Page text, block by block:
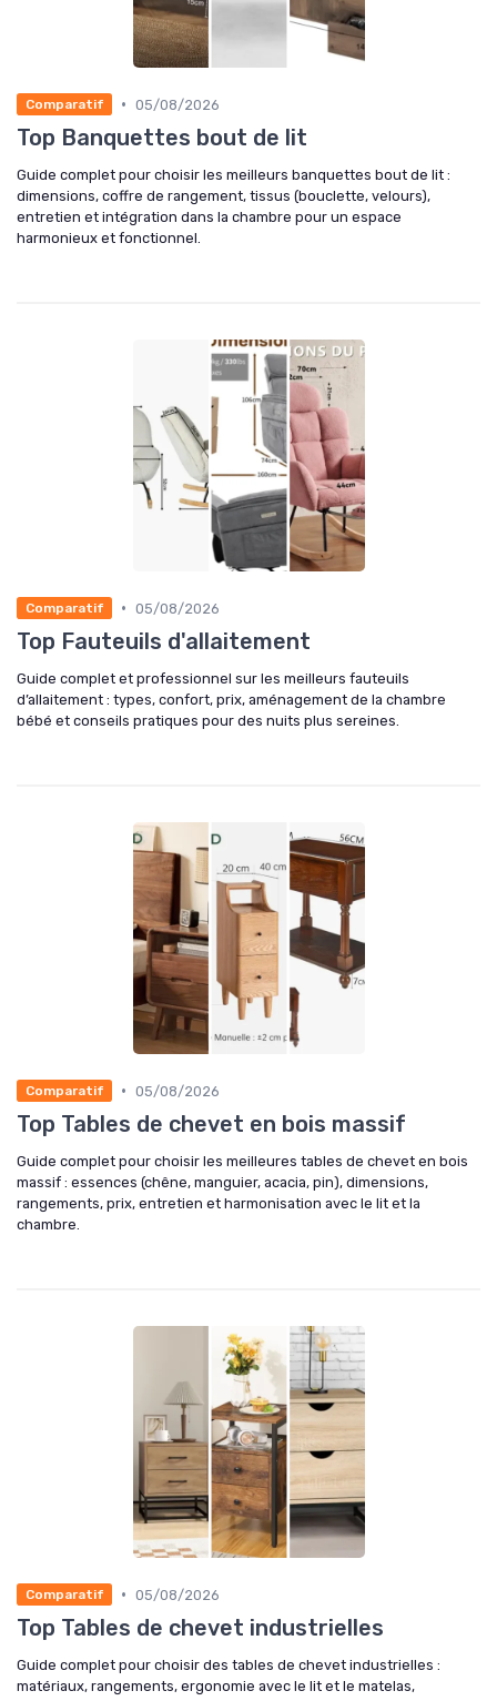
Comparatif • 05/08/2026
Top Banquettes bout de lit
Guide complet pour choisir les meilleurs banquettes bout de lit :
dimensions, coffre de rangement, tissus (bouclette, velours),
entretien et intégration dans la chambre pour un espace
harmonieux et fonctionnel.
Comparatif • 05/08/2026
Top Fauteuils d'allaitement
Guide complet et professionnel sur les meilleurs fauteuils
d’allaitement : types, confort, prix, aménagement de la chambre
bébé et conseils pratiques pour des nuits plus sereines.
Comparatif • 05/08/2026
Top Tables de chevet en bois massif
Guide complet pour choisir les meilleures tables de chevet en bois
massif : essences (chêne, manguier, acacia, pin), dimensions,
rangements, prix, entretien et harmonisation avec le lit et la
chambre.
Comparatif • 05/08/2026
Top Tables de chevet industrielles
Guide complet pour choisir des tables de chevet industrielles :
matériaux, rangements, ergonomie avec le lit et le matelas,